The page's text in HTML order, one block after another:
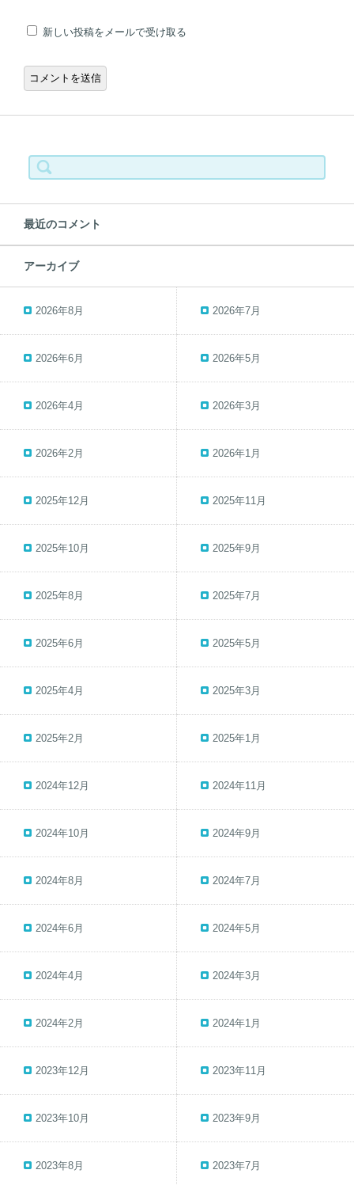
新しい投稿をメールで受け取る
索:
最近のコメント
アーカイブ
2026年8月 2026年7月
2026年6月 2026年5月
2026年4月 2026年3月
2026年2月 2026年1月
2025年12月 2025年11月
2025年10月 2025年9月
2025年8月 2025年7月
2025年6月 2025年5月
2025年4月 2025年3月
2025年2月 2025年1月
2024年12月 2024年11月
2024年10月 2024年9月
2024年8月 2024年7月
2024年6月 2024年5月
2024年4月 2024年3月
2024年2月 2024年1月
2023年12月 2023年11月
2023年10月 2023年9月
2023年8月 2023年7月